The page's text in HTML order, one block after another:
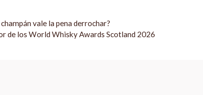
vale la pena derrochar?
de los World Whisky Awards Scotland 2026